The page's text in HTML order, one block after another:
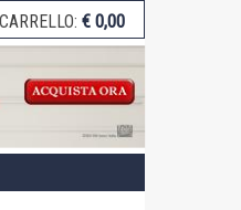
CARRELLO: € 0,00